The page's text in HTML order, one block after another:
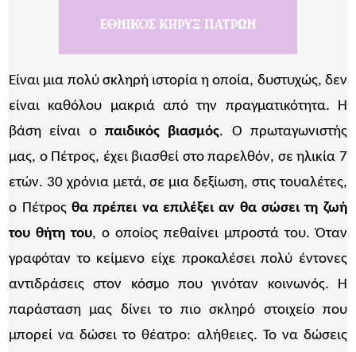
Είναι μια πολύ σκληρή ιστορία η οποία, δυστυχώς, δεν
είναι καθόλου μακριά από την πραγματικότητα. Η
βάση είναι ο παιδικός βιασμός. Ο πρωταγωνιστής
μας, ο Πέτρος, έχει βιασθεί στο παρελθόν, σε ηλικία 7
ετών. 30 χρόνια μετά, σε μια δεξίωση, στις τουαλέτες,
ο Πέτρος θα πρέπει να επιλέξει αν θα σώσει τη ζωή
του θήτη του, ο οποίος πεθαίνει μπροστά του. Όταν
γραφόταν το κείμενο είχε προκαλέσει πολύ έντονες
αντιδράσεις στον κόσμο που γινόταν κοινωνός. Η
παράσταση μας δίνει το πιο σκληρό στοιχείο που
μπορεί να δώσει το θέατρο: αλήθειες. Το να δώσεις